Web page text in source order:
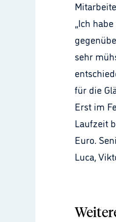
„Ich
sehr
für die
Erst im
Laufzeit
Euro.
Luca,